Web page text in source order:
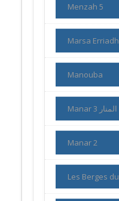
Menzah 5
Marsa Erriadh
Manouba
Manar 3 المنار
Manar 2